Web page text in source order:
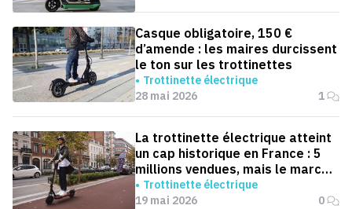
Casque obligatoire, 150 €
d’amende : les maires durcissent
le ton sur les trottinettes
Trottinette électrique
28 mai 2026
1
La trottinette électrique atteint
un cap historique en France : 5
millions vendues, mais le marché
ralentit
Trottinette électrique
19 mai 2026
0